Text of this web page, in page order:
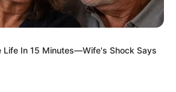
Life In 15 Minutes—Wife's Shock Says